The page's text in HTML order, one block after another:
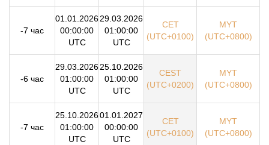
-7 час
01.01.2026
00:00:00
UTC
29.03.2026
01:00:00
UTC
CET
(UTC+0100)
MYT
(UTC+0800)
-6 час
29.03.2026
01:00:00
UTC
25.10.2026
01:00:00
UTC
CEST
(UTC+0200)
MYT
(UTC+0800)
-7 час
25.10.2026
01:00:00
UTC
01.01.2027
00:00:00
UTC
CET
(UTC+0100)
MYT
(UTC+0800)